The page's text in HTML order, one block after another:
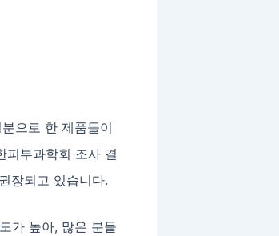
으로 한 제품들이
피부과학회 조사 결
장되고 있습니다.
가 높아, 많은 분들